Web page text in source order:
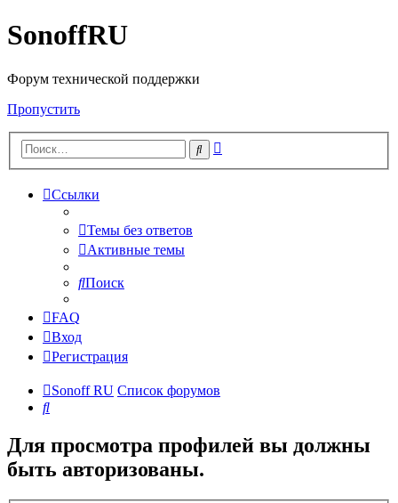
SonoffRU
Форум технической поддержки
Пропустить
Поиск
Ссылки
Темы без ответов
Активные темы
Поиск
FAQ
Вход
Регистрация
Sonoff RU Список форумов
Поиск
Для просмотра профилей вы должны
быть авторизованы.